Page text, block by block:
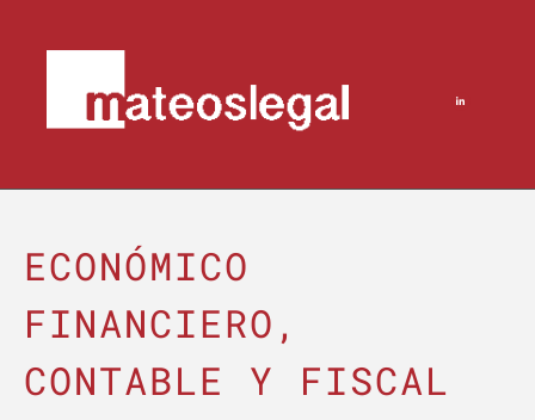
ECONÓMICO
FINANCIERO,
CONTABLE Y FISCAL